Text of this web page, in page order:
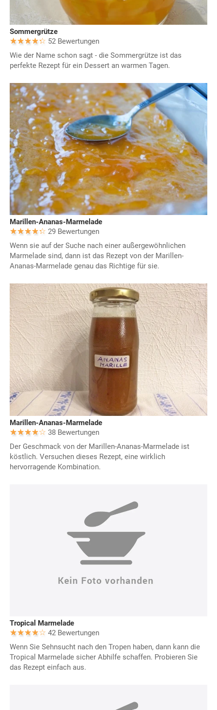
Sommergrütze
52 Bewertungen
Wie der Name schon sagt - die Sommergrütze ist das
perfekte Rezept für ein Dessert an warmen Tagen.
Marillen-Ananas-Marmelade
29 Bewertungen
Wenn sie auf der Suche nach einer außergewöhnlichen
Marmelade sind, dann ist das Rezept von der Marillen-
Ananas-Marmelade genau das Richtige für sie.
Marillen-Ananas-Marmelade
38 Bewertungen
Der Geschmack von der Marillen-Ananas-Marmelade ist
köstlich. Versuchen dieses Rezept, eine wirklich
hervorragende Kombination.
Tropical Marmelade
42 Bewertungen
Wenn Sie Sehnsucht nach den Tropen haben, dann kann die
Tropical Marmelade sicher Abhilfe schaffen. Probieren Sie
das Rezept einfach aus.